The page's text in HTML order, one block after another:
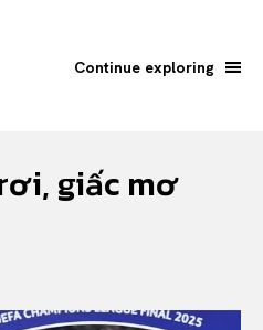
Continue exploring
giấc mơ